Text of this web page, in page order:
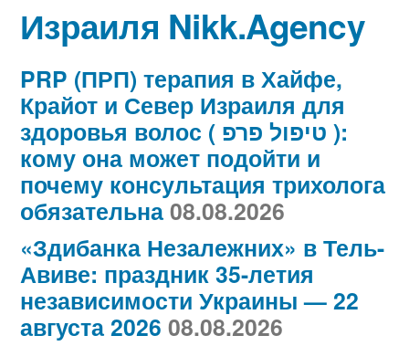
Израиля Nikk.Agency
PRP (ПРП) терапия в Хайфе,
Крайот и Север Израиля для
здоровья волос ( טיפול פרפ ):
кому она может подойти и
почему консультация трихолога
обязательна08.08.2026
«Здибанка Незалежних» в Тель-
Авиве: праздник 35-летия
независимости Украины — 22
августа 2026 08.08.2026